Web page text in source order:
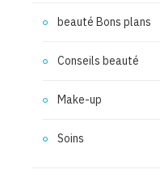
beauté Bons plans
Conseils beauté
Make-up
Soins